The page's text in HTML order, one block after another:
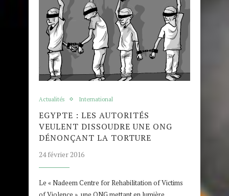
Actualités International
EGYPTE : LES AUTORITÉS
VEULENT DISSOUDRE UNE ONG
DÉNONÇANT LA TORTURE
24 février 2016
Le « Nadeem Centre for Rehabilitation of Victims